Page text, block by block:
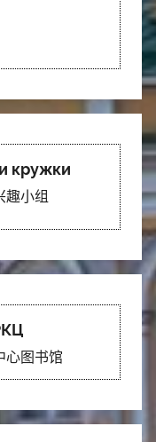
кружки
趣小组
心图书馆